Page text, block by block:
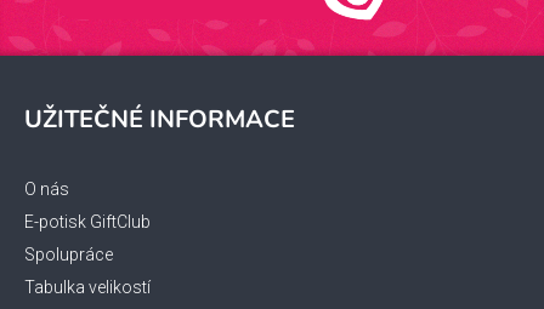
UŽITEČNÉ INFORMACE
O nás
E-potisk GiftClub
Spolupráce
Tabulka velikostí